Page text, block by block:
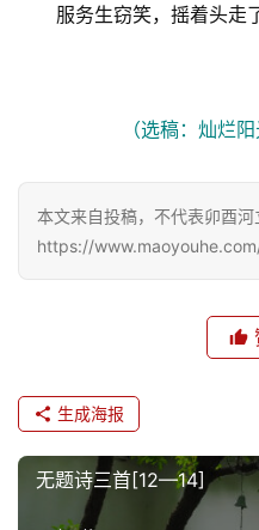
服务生窃笑，摇着头走
（选稿：灿烂
本文来自投稿，不代表卯酉河
https://
生成海报
无题诗三首[12—14]